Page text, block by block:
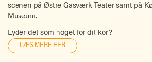
scenen på Østre Gasværk Teater samt på
Museum.
Lyder det som noget for dit kor?
LÆS MERE HER